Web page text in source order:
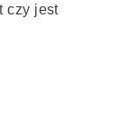
czy jest